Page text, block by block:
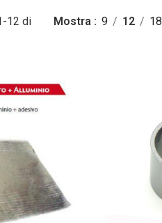
12 di
Mostra 9 12 18